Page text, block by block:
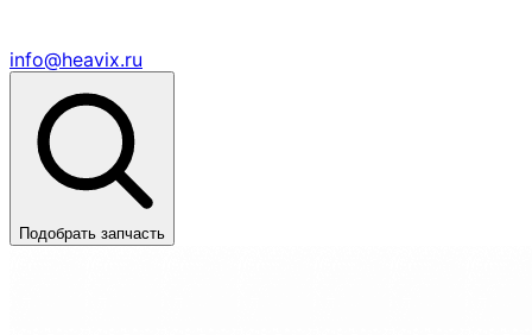
info@heavix.ru
Подобрать запчасть